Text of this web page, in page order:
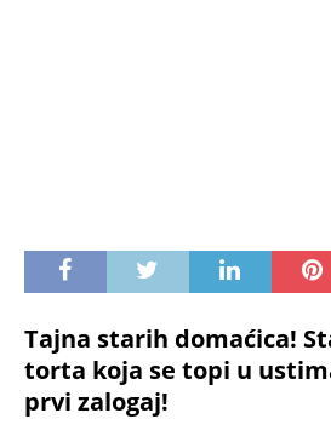
Tajna starih domaćica!
torta koja se topi u
prvi zalogaj!